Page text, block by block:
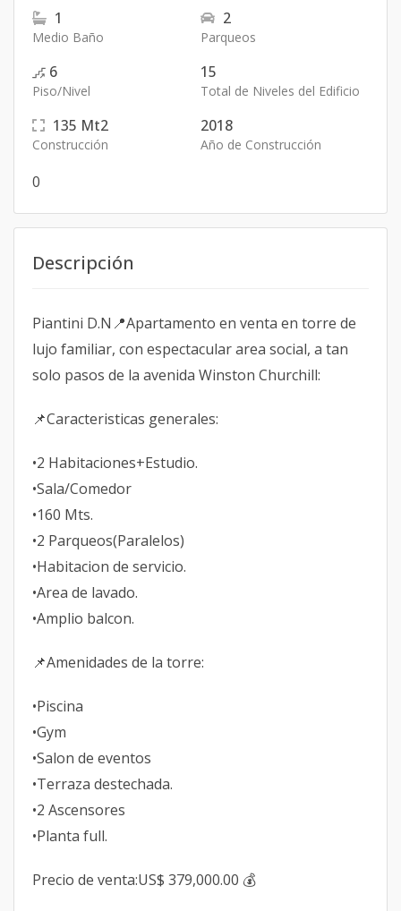
1
Medio Baño
2
Parqueos
6
Piso/Nivel
15
Total de Niveles del Edificio
135 Mt2
Construcción
2018
Año de Construcción
0
Descripción
Piantini D.N📍Apartamento en venta en torre de
lujo familiar, con espectacular area social, a tan
solo pasos de la avenida Winston Churchill:
📌Caracteristicas generales:
•2 Habitaciones+Estudio.
•Sala/Comedor
•160 Mts.
•2 Parqueos(Paralelos)
•Habitacion de servicio.
•Area de lavado.
•Amplio balcon.
📌Amenidades de la torre:
•Piscina
•Gym
•Salon de eventos
•Terraza destechada.
•2 Ascensores
•Planta full.
Precio de venta:US$ 379,000.00 💰